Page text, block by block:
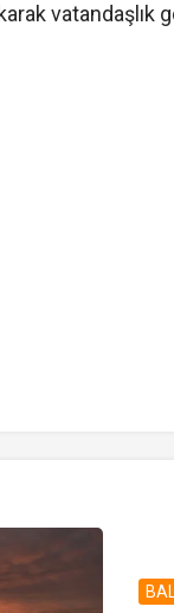
vatandaşlık